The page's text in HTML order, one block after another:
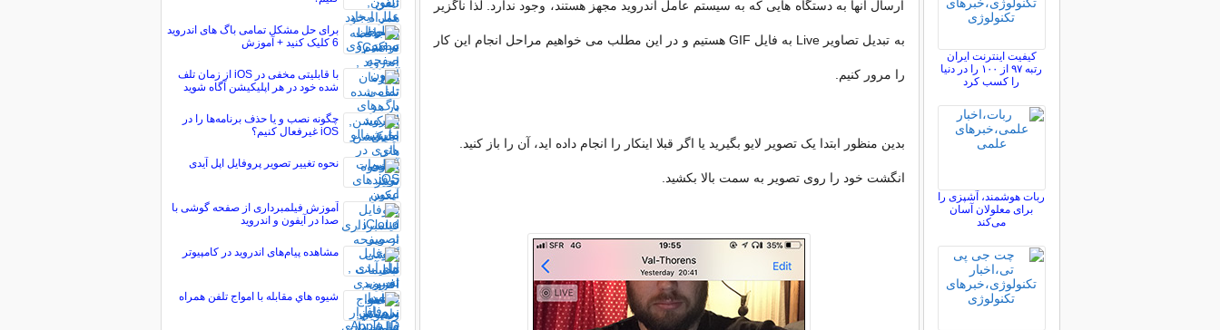
ارسال آنها به دستگاه هایی که به سیستم عامل اندروید مجهز هستند، وجود ندارد. لذا ناگزیر
به تبدیل تصاویر Live به فایل GIF هستیم و در این مطلب می خواهیم مراحل انجام این کار
را مرور کنیم.
بدین منظور ابتدا یک تصویر لایو بگیرید یا اگر قبلا اینکار را انجام داده اید، آن را باز کنید.
انگشت خود را روی تصویر به سمت بالا بکشید.
کیفیت اینترنت ایران
رتبه ۹۷ از ۱۰۰ را در دنیا
را کسب کرد
ربات هوشمند، آشپزی را
برای معلولان آسان
می‌کند
برای حل مشکل تمامی باگ های اندروید
6 کلیک کنید + آموزش
با قابلیتی مخفی در iOS از زمان تلف
شده خود در هر اپلیکیشن آگاه شوید
چگونه نصب و یا حذف برنامه‌ها را در
iOS غیرفعال کنیم؟
نحوه تغییر تصویر پروفایل اپل آیدی
آموزش فیلمبرداری از صفحه گوشی با
صدا در آیفون و اندروید
مشاهده پیام‌های اندروید در کامپیوتر
شيوه هاي مقابله با امواج تلفن همراه